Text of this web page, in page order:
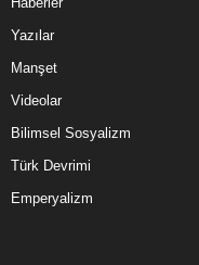
Yazılar
Manşet
Videolar
Bilimsel Sosyalizm
Türk Devrimi
Emperyalizm